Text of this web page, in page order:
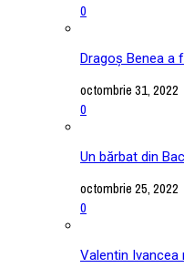
0
Dragoș Benea a
octombrie 31, 2022
0
Un bărbat din
octombrie 25, 2022
0
Valentin Ivancea